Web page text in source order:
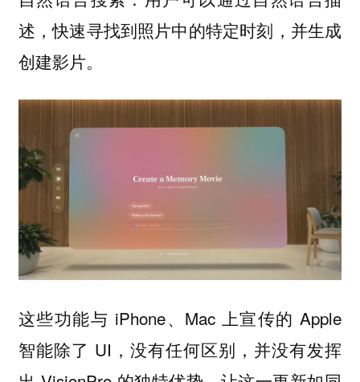
述，快速寻找到照片中的特定时刻，并生成
创建影片。
这些功能与 iPhone、Mac 上宣传的 Apple
智能除了 UI，没有任何区别，并没有发挥